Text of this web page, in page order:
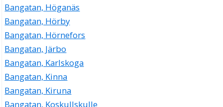
Bangatan, Höganäs
Bangatan, Hörby
Bangatan, Hörnefors
Bangatan, Järbo
Bangatan, Karlskoga
Bangatan, Kinna
Bangatan, Kiruna
Bangatan, Koskullskulle